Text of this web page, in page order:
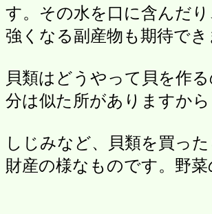
す。その水を口に含んだ
強くなる副産物も期待でき
貝類はどうやって貝を作
分は似た所がありますから
しじみなど、貝類を買っ
財産の様なものです。野